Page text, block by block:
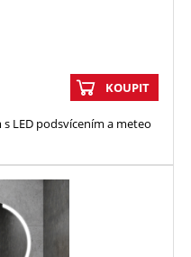
KOUPIT
LED podsvícením a meteo